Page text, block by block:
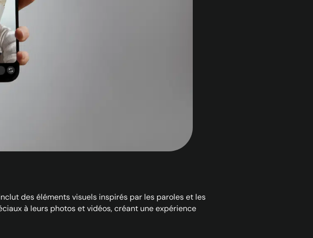
des éléments visuels inspirés par les paroles et les
à leurs photos et vidéos, créant une expérience